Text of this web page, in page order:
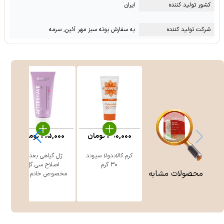
کشور تولید کننده ایران
شرکت تولید کننده به سفارش بوته سبز مهر آئین, سرمه
محصولات مشابه
کرم کالاندولا سیوند
30 گرم
390,000تومان
ژل گیاهی بعد از
اصلاح سی گل
مخصوص خانم ه ...
215,000تومان